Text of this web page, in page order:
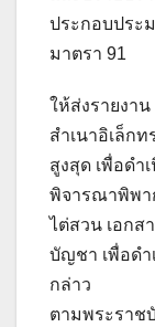
ประกอบประ
มาตรา 91
ให้ส่งรายงา
สำเนาอิเล็ก
สูงสุด เพื่อดำ
พิจารณาพิพา
ไต่สวน เอกส
บัญชา เพื่อดำ
กล่าว
ตามพระราช